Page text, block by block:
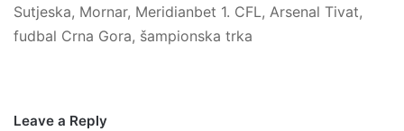
Sutjeska, Mornar, Meridianbet 1. CFL, Arsenal Tivat,
fudbal Crna Gora, šampionska trka
Leave a Reply